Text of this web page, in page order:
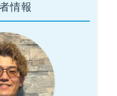
情報